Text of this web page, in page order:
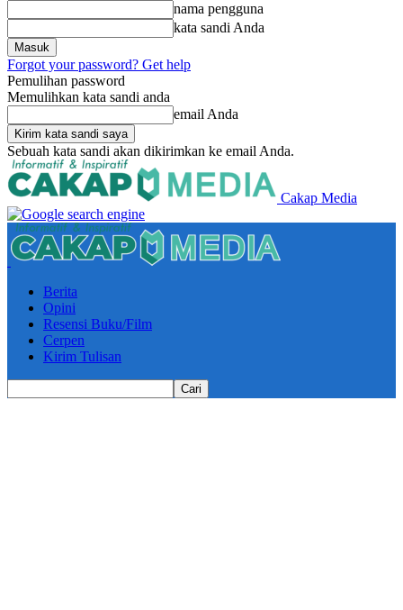
nama pengguna
kata sandi Anda
Forgot your password? Get help
Pemulihan password
Memulihkan kata sandi anda
email Anda
Sebuah kata sandi akan dikirimkan ke email Anda.
Cakap Media
Berita
Opini
Resensi Buku/Film
Cerpen
Kirim Tulisan